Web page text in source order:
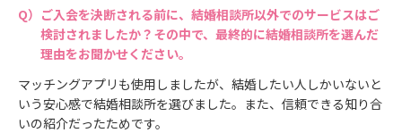
ご入会を決断される前に、結婚相談所以外でのサービスはご
検討されましたか？その中で、最終的に結婚相談所を選んだ
理由をお聞かせください。
マッチングアプリも使用しましたが、結婚したい人しかいないと
いう安心感で結婚相談所を選びました。また、信頼できる知り合
いの紹介だったためです。